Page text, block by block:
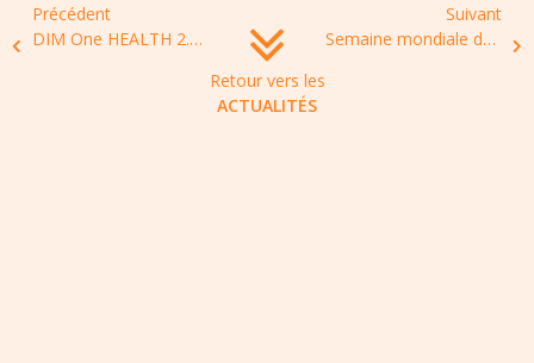
Précédent
DIM One HEALTH 2.0 : Appel à projet 2025 – Investissement (2e session)
Suivant
Semaine mondiale de sensibilisation à la résistance aux antimicrobiens 2025 : les infos clés condensées par PROMISE
Retour vers les
ACTUALITÉS